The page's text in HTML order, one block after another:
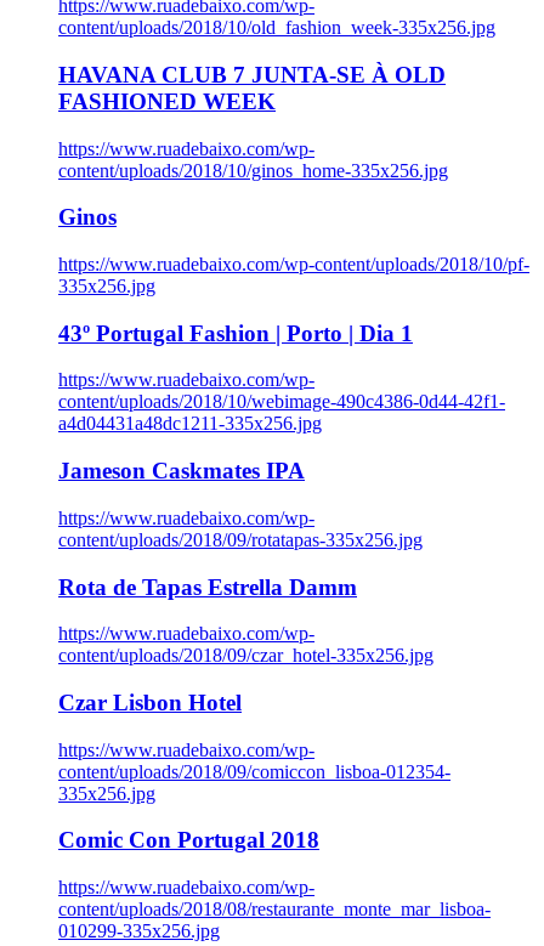
https://www.ruadebaixo.com/wp-
content/uploads/2018/10/old_fashion_week-335x256.jpg
HAVANA CLUB 7 JUNTA-SE À OLD
FASHIONED WEEK
https://www.ruadebaixo.com/wp-
content/uploads/2018/10/ginos_home-335x256.jpg
Ginos
https://www.ruadebaixo.com/wp-content/uploads/2018/10/pf-
335x256.jpg
43º Portugal Fashion | Porto | Dia 1
https://www.ruadebaixo.com/wp-
content/uploads/2018/10/webimage-490c4386-0d44-42f1-
a4d04431a48dc1211-335x256.jpg
Jameson Caskmates IPA
https://www.ruadebaixo.com/wp-
content/uploads/2018/09/rotatapas-335x256.jpg
Rota de Tapas Estrella Damm
https://www.ruadebaixo.com/wp-
content/uploads/2018/09/czar_hotel-335x256.jpg
Czar Lisbon Hotel
https://www.ruadebaixo.com/wp-
content/uploads/2018/09/comiccon_lisboa-012354-
335x256.jpg
Comic Con Portugal 2018
https://www.ruadebaixo.com/wp-
content/uploads/2018/08/restaurante_monte_mar_lisboa-
010299-335x256.jpg